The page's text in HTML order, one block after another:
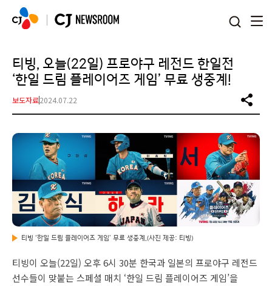
티빙, 오늘(22일) 프로야구 레전드 한일전
‘한일 드림 플레이어즈 게임’ 무료 생중계!
보도자료2024.07.22
티빙 ‘한일 드림 플레이어즈 게임’ 무료 생중계.(사진 제공: 티빙)
티빙이 오늘(22일) 오후 6시 30분 한국과 일본의 프로야구 레전드
선수들이 맞붙는 스페셜 매치 ‘한일 드림 플레이어즈 게임’을